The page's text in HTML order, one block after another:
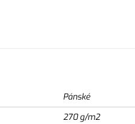
Pánské
270 g/m2